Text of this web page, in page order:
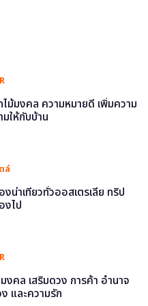
ม้มงคล ความหมายดี เพิ่มความ
ให้กับบ้าน
ล์
งน่าเที่ยวทั่วออสเตรเลีย ทริป
งไป
งคล เสริมดวง การค้า อำนาจ
และความรัก